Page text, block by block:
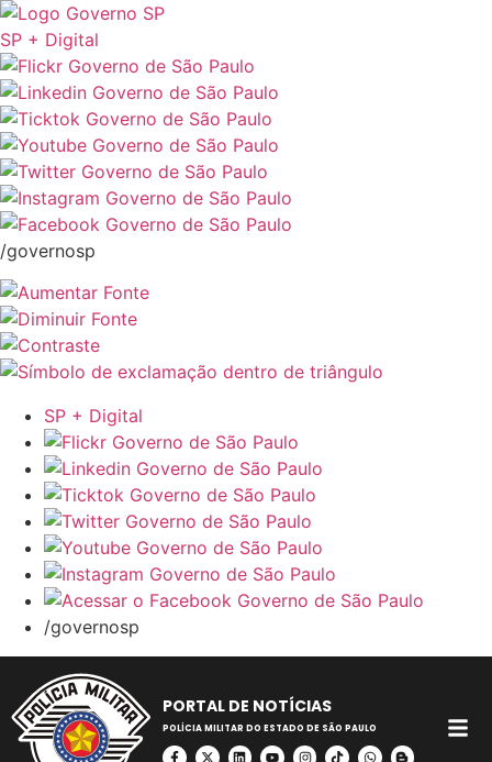
SP + Digital
/governosp
SP + Digital
/governosp
PORTAL DE NOTÍCIAS
POLÍCIA MILITAR DO ESTADO DE SÃO PAULO